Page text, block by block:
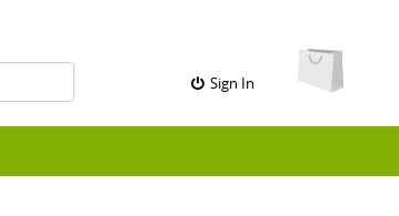
Sign In